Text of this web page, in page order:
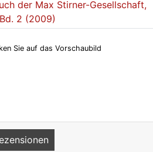
Sie auf das Vorschaubild